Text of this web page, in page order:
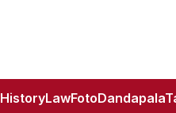
HistoryLawFoto